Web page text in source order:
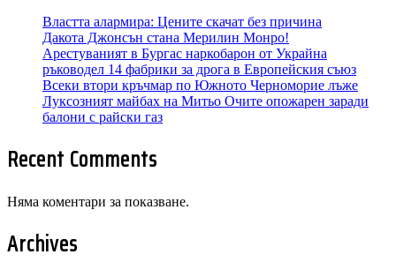
Властта алармира: Цените скачат без причина
Дакота Джонсън стана Мерилин Монро!
Арестуваният в Бургас наркобарон от Украйна
ръководел 14 фабрики за дрога в Европейския съюз
Всеки втори кръчмар по Южното Черноморие лъже
Луксозният майбах на Митьо Очите опожарен заради
балони с райски газ
Recent Comments
Няма коментари за показване.
Archives